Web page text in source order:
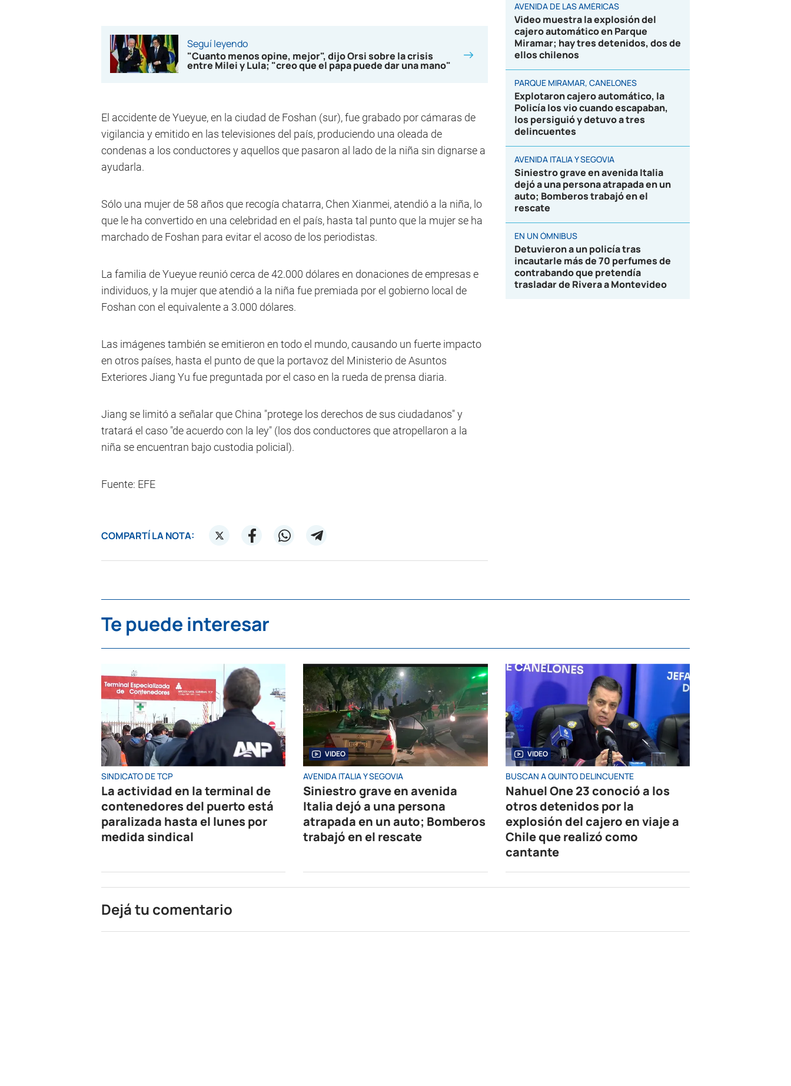
Seguí leyendo
"Cuanto menos opine, mejor", dijo Orsi sobre la crisis
entre Milei y Lula; "creo que el papa puede dar una mano"
El accidente de Yueyue, en la ciudad de Foshan (sur), fue grabado por cámaras de
vigilancia y emitido en las televisiones del país, produciendo una oleada de
condenas a los conductores y aquellos que pasaron al lado de la niña sin dignarse a
ayudarla.
Sólo una mujer de 58 años que recogía chatarra, Chen Xianmei, atendió a la niña, lo
que le ha convertido en una celebridad en el país, hasta tal punto que la mujer se ha
marchado de Foshan para evitar el acoso de los periodistas.
La familia de Yueyue reunió cerca de 42.000 dólares en donaciones de empresas e
individuos, y la mujer que atendió a la niña fue premiada por el gobierno local de
Foshan con el equivalente a 3.000 dólares.
Las imágenes también se emitieron en todo el mundo, causando un fuerte impacto
en otros países, hasta el punto de que la portavoz del Ministerio de Asuntos
Exteriores Jiang Yu fue preguntada por el caso en la rueda de prensa diaria.
Jiang se limitó a señalar que China "protege los derechos de sus ciudadanos" y
tratará el caso "de acuerdo con la ley" (los dos conductores que atropellaron a la
niña se encuentran bajo custodia policial).
Fuente: EFE
COMPARTÍ LA NOTA:
AVENIDA DE LAS AMÉRICAS
Video muestra la explosión del
cajero automático en Parque
Miramar; hay tres detenidos, dos de
ellos chilenos
PARQUE MIRAMAR, CANELONES
Explotaron cajero automático, la
Policía los vio cuando escapaban,
los persiguió y detuvo a tres
delincuentes
AVENIDA ITALIA Y SEGOVIA
Siniestro grave en avenida Italia
dejó a una persona atrapada en un
auto; Bomberos trabajó en el
rescate
EN UN ÓMNIBUS
Detuvieron a un policía tras
incautarle más de 70 perfumes de
contrabando que pretendía
trasladar de Rivera a Montevideo
Te puede interesar
SINDICATO DE TCP
La actividad en la terminal de
contenedores del puerto está
paralizada hasta el lunes por
medida sindical
VIDEO
AVENIDA ITALIA Y SEGOVIA
Siniestro grave en avenida
Italia dejó a una persona
atrapada en un auto; Bomberos
trabajó en el rescate
VIDEO
BUSCAN A QUINTO DELINCUENTE
Nahuel One 23 conoció a los
otros detenidos por la
explosión del cajero en viaje a
Chile que realizó como
cantante
Dejá tu comentario